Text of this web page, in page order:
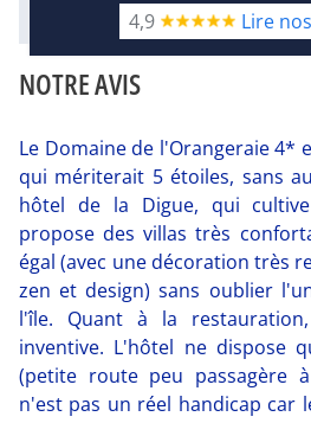
NOTRE AVIS
Le Domaine de l'Orangeraie 4*
qui mériterait 5 étoiles, sans
hôtel de la Digue, qui
propose des villas très
égal (avec une décoration très
zen et design) sans oublier
l'île. Quant à la
inventive. L'hôtel ne dispose
(petite route peu passagère
n'est pas un réel handicap car
4,9
Lire